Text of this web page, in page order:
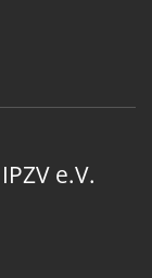
e.V.